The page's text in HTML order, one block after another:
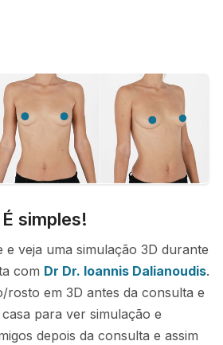
É simples!
e veja uma simulação 3D durante
com Dr Dr. Ioannis Dalianoudis.
rosto em 3D antes da consulta e
para ver simulação e
depois da consulta e assim